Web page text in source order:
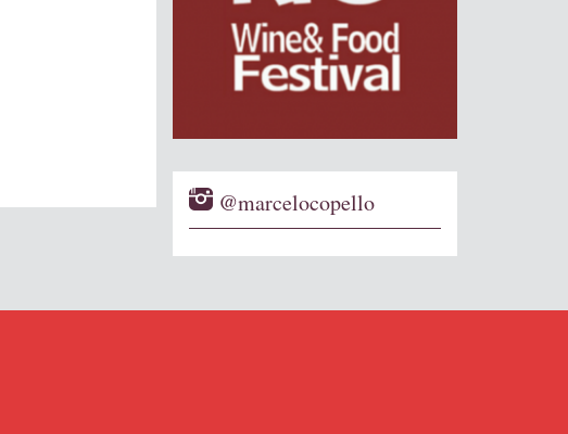
@marcelocopello